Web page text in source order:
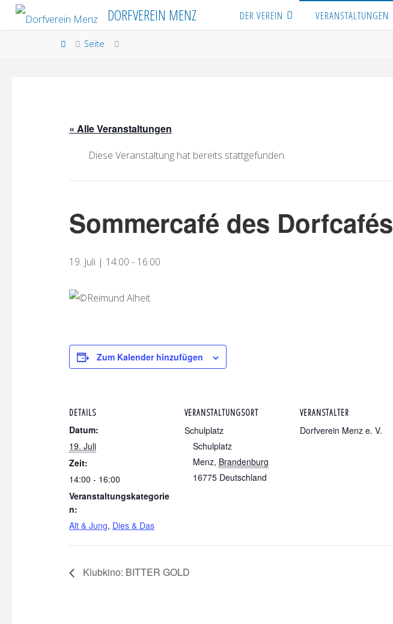
Skip
DORFVEREIN MENZ DER VEREIN VERANSTALTUNGEN
HomeSeite
« Alle Veranstaltungen
Diese Veranstaltung hat bereits stattgefunden.
Sommercafé des Dorfcafés
19. Juli | 14:00 - 16:00
Zum Kalender hinzufügen
DETAILS
Datum:
19. Juli
Zeit:
14:00 - 16:00
Veranstaltungskategorie
n:
Alt & Jung, Dies & Das
VERANSTALTUNGSORT
Schulplatz
Schulplatz
Menz, Brandenburg
16775 Deutschland
VERANSTALTER
Dorfverein Menz e. V.
Klubkino: BITTER GOLD